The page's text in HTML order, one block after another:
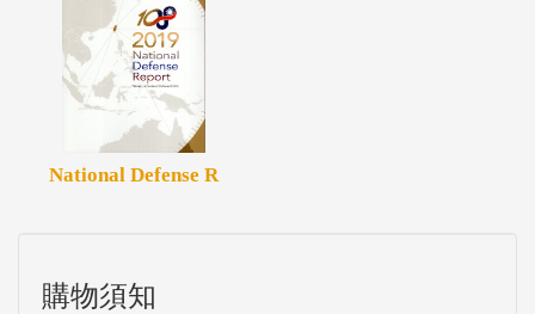
National Defense R
購物須知